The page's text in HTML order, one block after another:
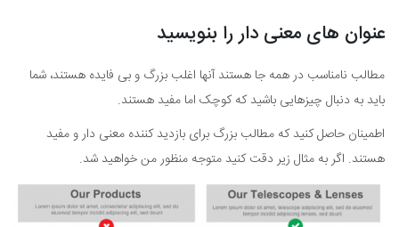
عنوان های معنی دار را بنویسید
مطالب نامناسب در همه جا هستند آنها اغلب بزرگ و بی فایده هستند، شما
باید به دنبال چیزهایی باشید که کوچک اما مفید هستند.
اطمینان حاصل کنید که مطالب بزرگ برای بازدید کننده معنی دار و مفید
هستند. اگر به مثال زیر دقت کنید متوجه منظور من خواهید شد.